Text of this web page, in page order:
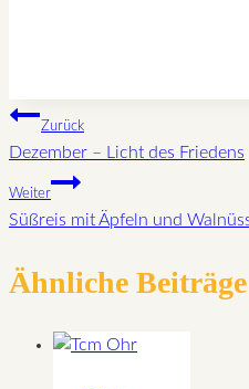
Beitragsnavigation
Zurück
Dezember – Licht des Friedens
Weiter
Süßreis mit Äpfeln und
Ähnliche Beiträge